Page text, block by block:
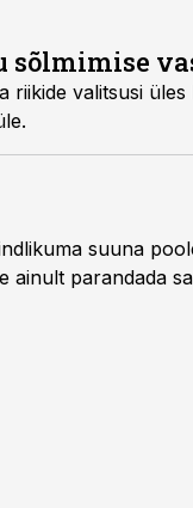
sõlmimise
riikide valitsusi üles
suuna
ainult parandada